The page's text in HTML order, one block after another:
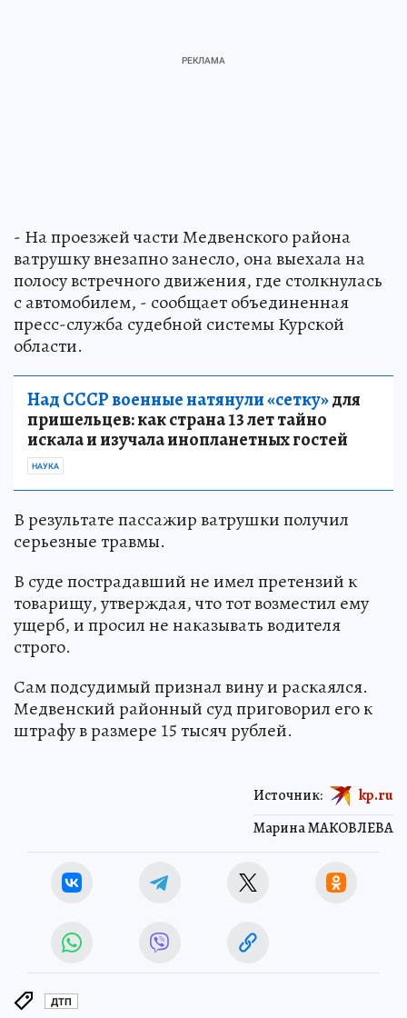
- На проезжей части Медвенского района
ватрушку внезапно занесло, она выехала на
полосу встречного движения, где столкнулась
с автомобилем, - сообщает объединенная
пресс-служба судебной системы Курской
области.
Над СССР военные натянули «сетку»для
пришельцев: как страна 13 лет тайно
искала и изучала инопланетных гостей
НАУКА
В результате пассажир ватрушки получил
серьезные травмы.
В суде пострадавший не имел претензий к
товарищу, утверждая, что тот возместил ему
ущерб, и просил не наказывать водителя
строго.
Сам подсудимый признал вину и раскаялся.
Медвенский районный суд приговорил его к
штрафу в размере 15 тысяч рублей.
Марина МАКОВЛЕВА
Источник: kp.ru
ДТП